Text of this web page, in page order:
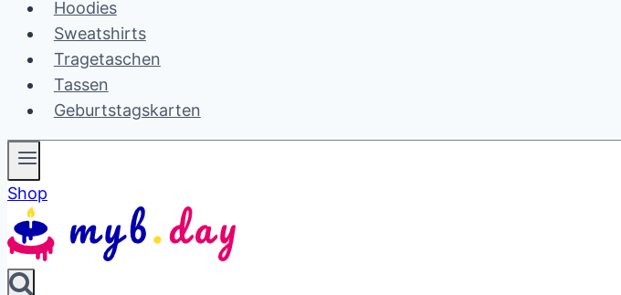
Hoodies
Sweatshirts
Tragetaschen
Tassen
Geburtstagskarten
Shop